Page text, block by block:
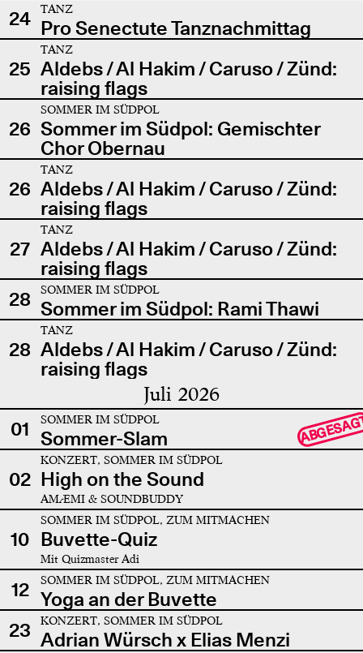
24
TANZ
Pro Senectute Tanznachmittag
25
TANZ
Aldebs / Al Hakim / Caruso / Zünd:
raising flags
26
SOMMER IM SÜDPOL
Sommer im Südpol: Gemischter
Chor Obernau
26
TANZ
Aldebs / Al Hakim / Caruso / Zünd:
raising flags
27
TANZ
Aldebs / Al Hakim / Caruso / Zünd:
raising flags
28
SOMMER IM SÜDPOL
Sommer im Südpol: Rami Thawi
28
TANZ
Aldebs / Al Hakim / Caruso / Zünd:
raising flags
Juli 2026
01 SOMMER IM SÜDPOL
Sommer-Slam
02
KONZERT, SOMMER IM SÜDPOL
High on the Sound
AMÆMI & SOUNDBUDDY
10
SOMMER IM SÜDPOL, ZUM MITMACHEN
Buvette-Quiz
Mit Quizmaster Adi
12 SOMMER IM SÜDPOL, ZUM MITMACHEN
Yoga an der Buvette
23
KONZERT, SOMMER IM SÜDPOL
Adrian Würsch x Elias Menzi